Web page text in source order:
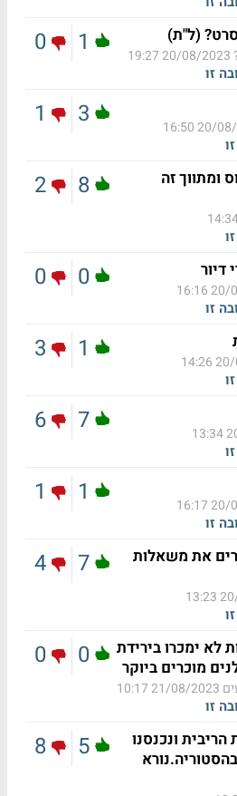
(ל"ת)
20/08/2023 19:27
זו
1
0
20/08/
3
1
ומתווך זה
8
2
דיור
20/
זו
0
0
20/
1
3
7
6
20/
זו
1
1
את משאלות
20/
7
4
לא ימכרו בירידת
מוכרים ביוקר
21/08/2023 10:17
זו
0
0
ונכנסנו
5
8